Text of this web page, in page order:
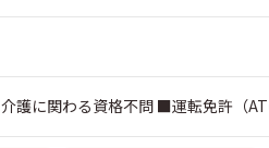
護に関わる資格不問 ■運転免許（AT